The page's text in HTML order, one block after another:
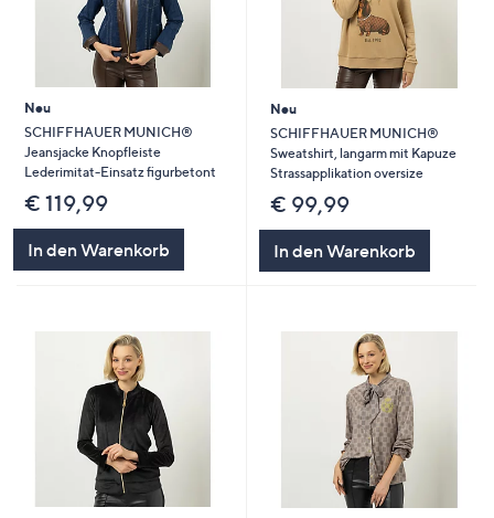
Neu
SCHIFFHAUER MUNICH®
Jeansjacke Knopfleiste
Lederimitat-Einsatz figurbetont
€ 119,99
In den Warenkorb
Neu
SCHIFFHAUER MUNICH®
Sweatshirt, langarm mit Kapuze
Strassapplikation oversize
€ 99,99
In den Warenkorb